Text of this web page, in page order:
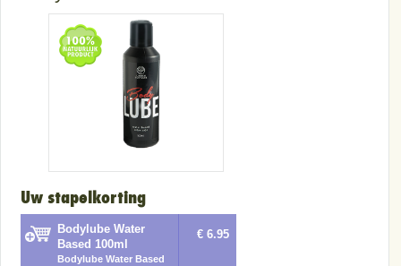
Uw stapelkorting
Bodylube Water
Based 100ml
Bodylube Water Based
€ 6.95